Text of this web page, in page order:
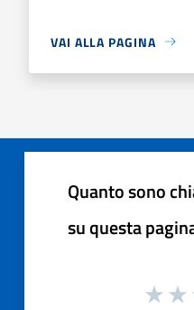
VAI ALLA PAGINA
Quanto sono
su questa